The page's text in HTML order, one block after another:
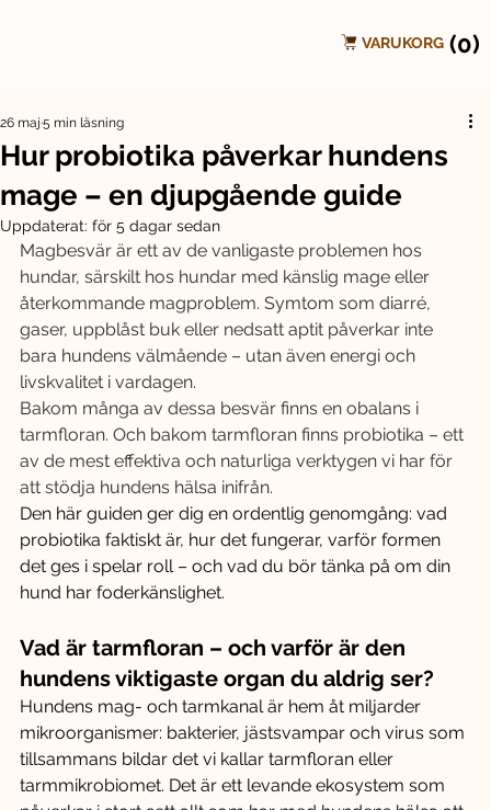
VARUKORG (0)
Hur probiotika påverkar hundens
mage – en djupgående guide
26 maj 5 min läsning
Uppdaterat: för 5 dagar sedan
Magbesvär är ett av de vanligaste problemen hos
hundar, särskilt hos hundar med känslig mage eller
återkommande magproblem. Symtom som diarré,
gaser, uppblåst buk eller nedsatt aptit påverkar inte
bara hundens välmående – utan även energi och
livskvalitet i vardagen.
Bakom många av dessa besvär finns en obalans i
tarmfloran. Och bakom tarmfloran finns probiotika – ett
av de mest effektiva och naturliga verktygen vi har för
att stödja hundens hälsa inifrån.
Den här guiden ger dig en ordentlig genomgång: vad
probiotika faktiskt är, hur det fungerar, varför formen
det ges i spelar roll – och vad du bör tänka på om din
hund har foderkänslighet.
Vad är tarmfloran – och varför är den
hundens viktigaste organ du aldrig ser?
Hundens mag- och tarmkanal är hem åt miljarder
mikroorganismer: bakterier, jästsvampar och virus som
tillsammans bildar det vi kallar tarmfloran eller
tarmmikrobiomet. Det är ett levande ekosystem som